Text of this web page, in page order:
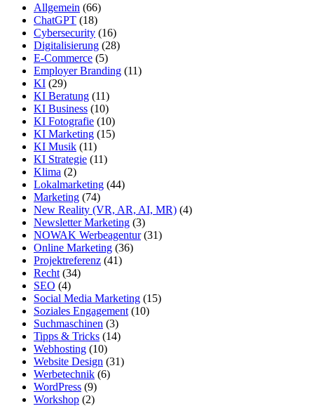
Allgemein (66)
ChatGPT (18)
Cybersecurity (16)
Digitalisierung (28)
E-Commerce (5)
Employer Branding (11)
KI (29)
KI Beratung (11)
KI Business (10)
KI Fotografie (10)
KI Marketing (15)
KI Musik (11)
KI Strategie (11)
Klima (2)
Lokalmarketing (44)
Marketing (74)
New Reality (VR, AR, AI, MR) (4)
Newsletter Marketing (3)
NOWAK Werbeagentur(31)
Online Marketing (36)
Projektreferenz (41)
Recht (34)
SEO (4)
Social Media Marketing (15)
Soziales Engagement (10)
Suchmaschinen (3)
Tipps & Tricks (14)
Webhosting (10)
Website Design (31)
Werbetechnik (6)
WordPress (9)
Workshop (2)